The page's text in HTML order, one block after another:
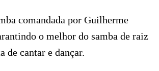
comandada por Guilherme
o melhor do samba de raiz
de cantar e dançar.